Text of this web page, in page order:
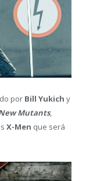
por Bill Yukich y
Mutants,
X-Men que será